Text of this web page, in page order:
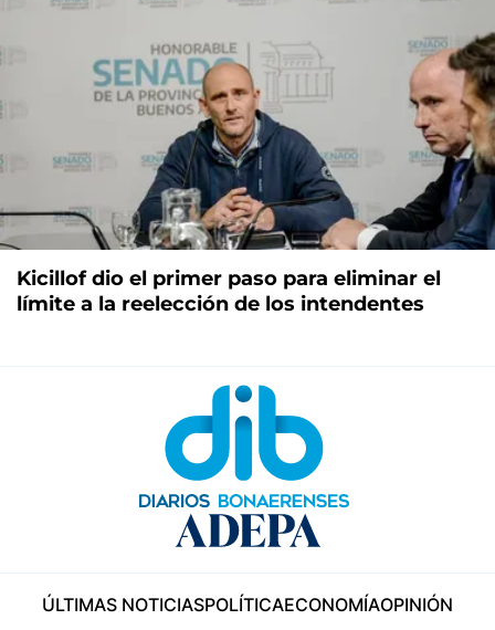
Kicillof dio el primer paso para eliminar el
límite a la reelección de los intendentes
ÚLTIMAS NOTICIASPOLÍTICAECONOMÍAOPINIÓN